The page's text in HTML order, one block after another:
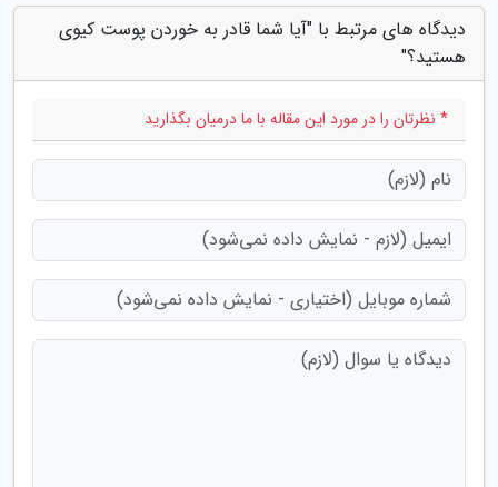
دیدگاه های مرتبط با "آیا شما قادر به خوردن پوست کیوی
هستید؟"
* نظرتان را در مورد این مقاله با ما درمیان بگذارید